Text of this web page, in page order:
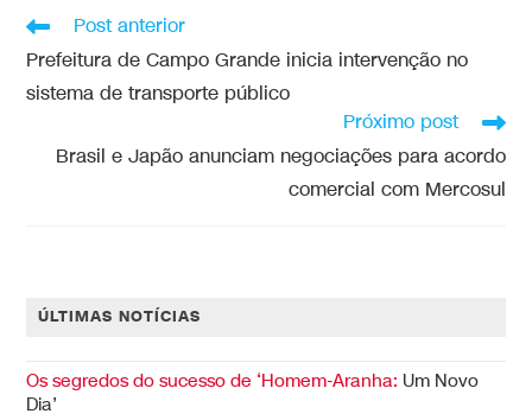
Post anterior
Prefeitura de Campo Grande inicia intervenção no
sistema de transporte público
Próximo post
Brasil e Japão anunciam negociações para acordo
comercial com Mercosul
ÚLTIMAS NOTÍCIAS
Os segredos do sucesso de ‘Homem-Aranha: Um Novo
Dia’